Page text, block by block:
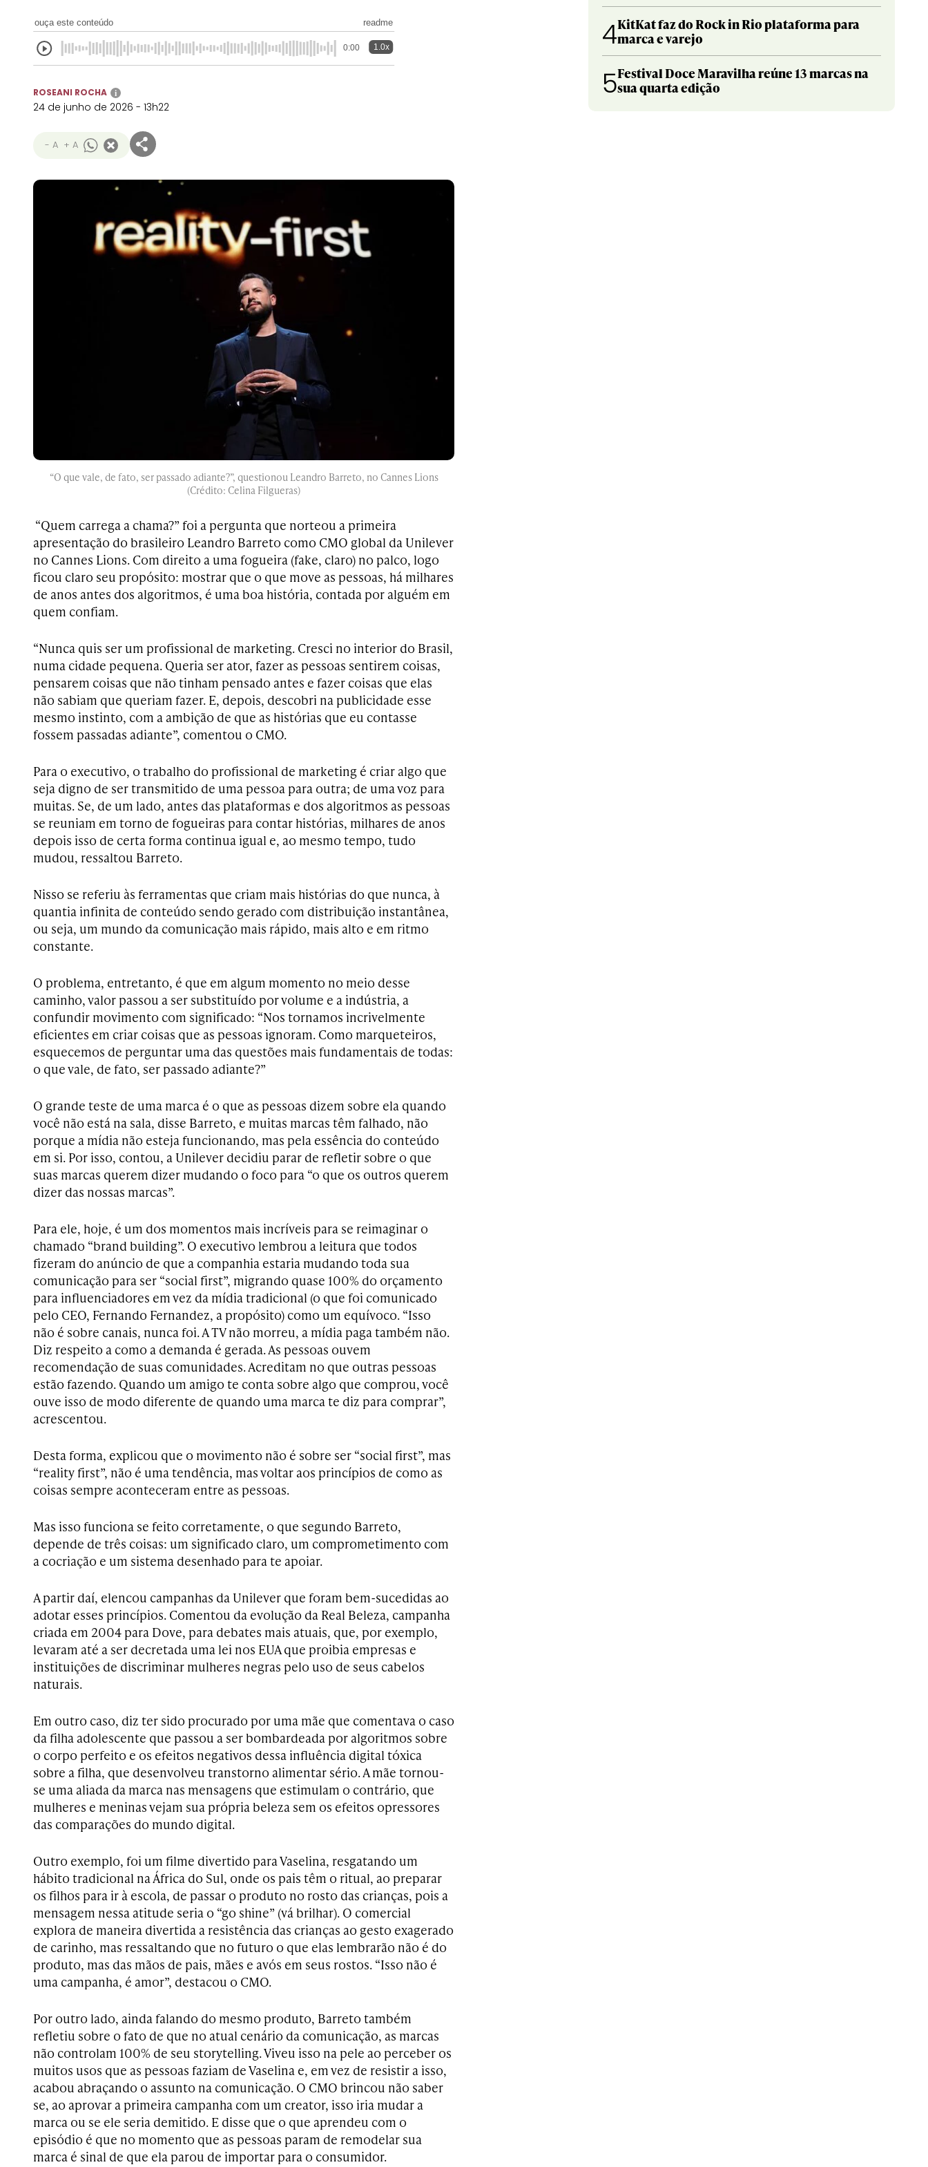
ouça este conteúdo readme
0:00 1.0x
ROSEANI ROCHA i
24 de junho de 2026 - 13h22
- A + A
“O que vale, de fato, ser passado adiante?”, questionou Leandro Barreto, no Cannes Lions
(Crédito: Celina Filgueras)
“Quem carrega a chama?” foi a pergunta que norteou a primeira
apresentação do brasileiro Leandro Barreto como CMO global da Unilever
no Cannes Lions. Com direito a uma fogueira (fake, claro) no palco, logo
ficou claro seu propósito: mostrar que o que move as pessoas, há milhares
de anos antes dos algoritmos, é uma boa história, contada por alguém em
quem confiam.
“Nunca quis ser um profissional de marketing. Cresci no interior do Brasil,
numa cidade pequena. Queria ser ator, fazer as pessoas sentirem coisas,
pensarem coisas que não tinham pensado antes e fazer coisas que elas
não sabiam que queriam fazer. E, depois, descobri na publicidade esse
mesmo instinto, com a ambição de que as histórias que eu contasse
fossem passadas adiante”, comentou o CMO.
Para o executivo, o trabalho do profissional de marketing é criar algo que
seja digno de ser transmitido de uma pessoa para outra; de uma voz para
muitas. Se, de um lado, antes das plataformas e dos algoritmos as pessoas
se reuniam em torno de fogueiras para contar histórias, milhares de anos
depois isso de certa forma continua igual e, ao mesmo tempo, tudo
mudou, ressaltou Barreto.
Nisso se referiu às ferramentas que criam mais histórias do que nunca, à
quantia infinita de conteúdo sendo gerado com distribuição instantânea,
ou seja, um mundo da comunicação mais rápido, mais alto e em ritmo
constante.
O problema, entretanto, é que em algum momento no meio desse
caminho, valor passou a ser substituído por volume e a indústria, a
confundir movimento com significado: “Nos tornamos incrivelmente
eficientes em criar coisas que as pessoas ignoram. Como marqueteiros,
esquecemos de perguntar uma das questões mais fundamentais de todas:
o que vale, de fato, ser passado adiante?”
O grande teste de uma marca é o que as pessoas dizem sobre ela quando
você não está na sala, disse Barreto, e muitas marcas têm falhado, não
porque a mídia não esteja funcionando, mas pela essência do conteúdo
em si. Por isso, contou, a Unilever decidiu parar de refletir sobre o que
suas marcas querem dizer mudando o foco para “o que os outros querem
dizer das nossas marcas”.
Para ele, hoje, é um dos momentos mais incríveis para se reimaginar o
chamado “brand building”. O executivo lembrou a leitura que todos
fizeram do anúncio de que a companhia estaria mudando toda sua
comunicação para ser “social first”, migrando quase 100% do orçamento
para influenciadores em vez da mídia tradicional (o que foi comunicado
pelo CEO, Fernando Fernandez, a propósito) como um equívoco. “Isso
não é sobre canais, nunca foi. A TV não morreu, a mídia paga também não.
Diz respeito a como a demanda é gerada. As pessoas ouvem
recomendação de suas comunidades. Acreditam no que outras pessoas
estão fazendo. Quando um amigo te conta sobre algo que comprou, você
ouve isso de modo diferente de quando uma marca te diz para comprar”,
acrescentou.
Desta forma, explicou que o movimento não é sobre ser “social first”, mas
“reality first”, não é uma tendência, mas voltar aos princípios de como as
coisas sempre aconteceram entre as pessoas.
Mas isso funciona se feito corretamente, o que segundo Barreto,
depende de três coisas: um significado claro, um comprometimento com
a cocriação e um sistema desenhado para te apoiar.
A partir daí, elencou campanhas da Unilever que foram bem-sucedidas ao
adotar esses princípios. Comentou da evolução da Real Beleza, campanha
criada em 2004 para Dove, para debates mais atuais, que, por exemplo,
levaram até a ser decretada uma lei nos EUA que proibia empresas e
instituições de discriminar mulheres negras pelo uso de seus cabelos
naturais.
Em outro caso, diz ter sido procurado por uma mãe que comentava o caso
da filha adolescente que passou a ser bombardeada por algoritmos sobre
o corpo perfeito e os efeitos negativos dessa influência digital tóxica
sobre a filha, que desenvolveu transtorno alimentar sério. A mãe tornou-
se uma aliada da marca nas mensagens que estimulam o contrário, que
mulheres e meninas vejam sua própria beleza sem os efeitos opressores
das comparações do mundo digital.
Outro exemplo, foi um filme divertido para Vaselina, resgatando um
hábito tradicional na África do Sul, onde os pais têm o ritual, ao preparar
os filhos para ir à escola, de passar o produto no rosto das crianças, pois a
mensagem nessa atitude seria o “go shine” (vá brilhar). O comercial
explora de maneira divertida a resistência das crianças ao gesto exagerado
de carinho, mas ressaltando que no futuro o que elas lembrarão não é do
produto, mas das mãos de pais, mães e avós em seus rostos. “Isso não é
uma campanha, é amor”, destacou o CMO.
Por outro lado, ainda falando do mesmo produto, Barreto também
refletiu sobre o fato de que no atual cenário da comunicação, as marcas
não controlam 100% de seu storytelling. Viveu isso na pele ao perceber os
muitos usos que as pessoas faziam de Vaselina e, em vez de resistir a isso,
acabou abraçando o assunto na comunicação. O CMO brincou não saber
se, ao aprovar a primeira campanha com um creator, isso iria mudar a
marca ou se ele seria demitido. E disse que o que aprendeu com o
episódio é que no momento que as pessoas param de remodelar sua
marca é sinal de que ela parou de importar para o consumidor.
4KitKat faz do Rock in Rio plataforma para
marca e varejo
5Festival Doce Maravilha reúne 13 marcas na
sua quarta edição